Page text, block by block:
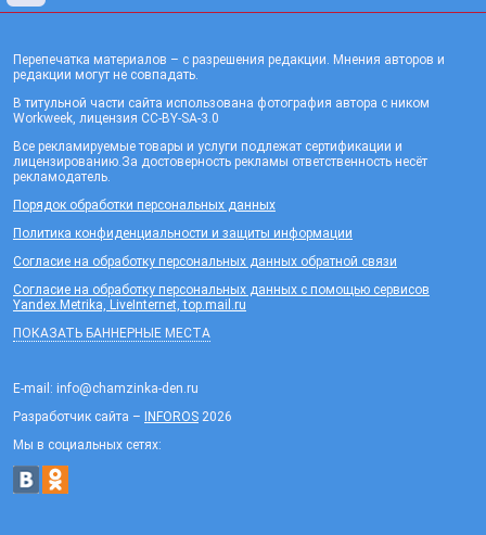
Перепечатка материалов – с разрешения редакции. Мнения авторов и
редакции могут не совпадать.
В титульной части сайта использована фотография автора с ником
Workweek, лицензия CC-BY-SA-3.0
Все рекламируемые товары и услуги подлежат сертификации и
лицензированию.За достоверность рекламы ответственность несёт
рекламодатель.
Порядок обработки персональных данных
Политика конфиденциальности и защиты информации
Согласие на обработку персональных данных обратной связи
Согласие на обработку персональных данных с помощью сервисов
Yandex.Metrika, LiveInternet, top.mail.ru
ПОКАЗАТЬ БАННЕРНЫЕ МЕСТА
E-mail: info@chamzinka-den.ru
Разработчик сайта –
INFOROS 2026
Мы в социальных сетях: